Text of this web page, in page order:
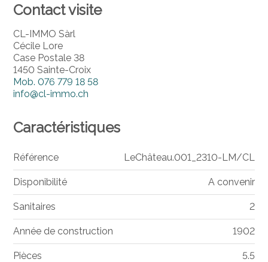
Contact visite
CL-IMMO Sàrl
Cécile Lore
Case Postale 38
1450 Sainte-Croix
Mob.076 779 18 58
info@cl-immo.ch
Caractéristiques
Référence LeChâteau.001_2310-LM/CL
Disponibilité A convenir
Sanitaires 2
Année de construction 1902
Pièces 5.5